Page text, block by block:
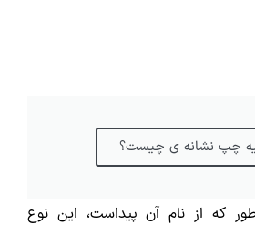
چپ نشانه ی چیست؟
که از نام آن پیداست، این نوع